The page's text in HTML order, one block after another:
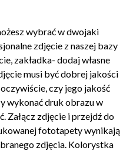
wybrać w dwojaki
zdjęcie z naszej bazy
zakładka- dodaj własne
musi być dobrej jakości
czy jego jakość
wykonać druk obrazu w
Załącz zdjęcie i przejdź do
fototapety wynikają
zdjęcia. Kolorystka